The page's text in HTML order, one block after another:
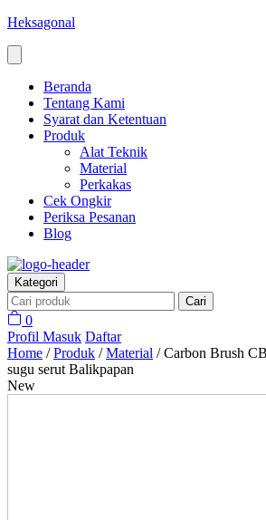
Heksagonal
Beranda
Tentang Kami
Syarat dan Ketentuan
Produk
Alat Teknik
Material
Perkakas
Cek Ongkir
Periksa Pesanan
Blog
Kategori
Cari
0
Profil Masuk Daftar
Home /Produk /Material /Carbon Brush
sugu serut Balikpapan
New